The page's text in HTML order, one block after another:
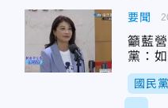
要聞
籲藍
黨：
仍需解
國民黨